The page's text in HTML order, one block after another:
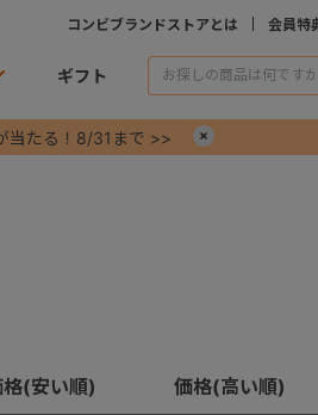
コンビブランドストアとは 会員特
ギフト
当たる！8/31まで >>
(安い順) 価格(高い順)